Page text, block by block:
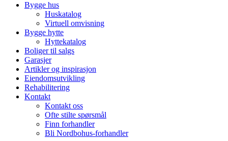
Bygge hus
Huskatalog
Virtuell omvisning
Bygge hytte
Hyttekatalog
Boliger til salgs
Garasjer
Artikler og inspirasjon
Eiendomsutvikling
Rehabilitering
Kontakt
Kontakt oss
Ofte stilte spørsmål
Finn forhandler
Bli Nordbohus-forhandler